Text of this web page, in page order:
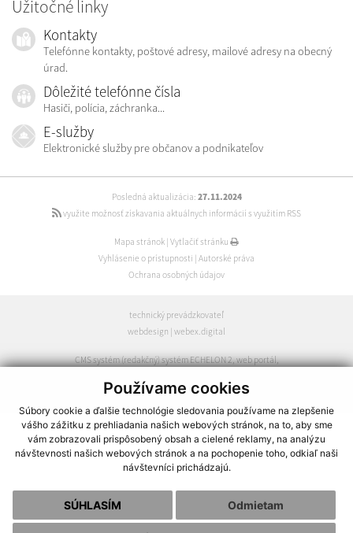
Používame cookies
Súbory cookie a ďalšie technológie sledovania používame na zlepšenie
vášho zážitku z prehliadania našich webových stránok, na to, aby sme
vám zobrazovali prispôsobený obsah a cielené reklamy, na analýzu
návštevnosti našich webových stránok a na pochopenie toho, odkiaľ naši
návštevníci prichádzajú.
SÚHLASÍM Odmietam
Užitočné linky
Kontakty
Telefónne kontakty, poštové adresy, mailové adresy na obecný
úrad.
Dôležité telefónne čísla
Hasiči, polícia, záchranka...
E-služby
Elektronické služby pre občanov a podnikateľov
Posledná aktualizácia: 27.11.2024
využite možnosť získavania aktuálnych informácií s využitím RSS
Mapa stránok | Vytlačiť stránku
Vyhlásenie o prístupnosti | Autorské práva
Ochrana osobných údajov
technický prevádzkovateľ
webdesign | webex.digital
CMS systém (redakčný) systém ECHELON 2,web portál,
spoločnosť webex.digital